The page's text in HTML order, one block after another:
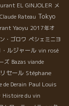
EL GINJOLER メ
Rateau Tokyo
Yaoyu 2017年オ
・ゴロワ ペシェミニヨ
ルジャール vin rosé
ズ Bazas viande
セール Stéphane
de Derain Paul Louis
Histoire du vin